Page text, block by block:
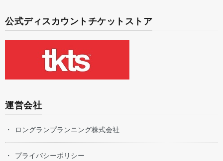
公式ディスカウントチケットストア
運営会社
ロングランプランニング株式会社
プライバシーポリシー